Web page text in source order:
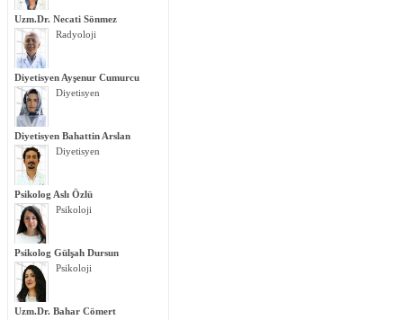
Uzm.Dr. Necati Sönmez
Radyoloji
Diyetisyen Ayşenur Cumurcu
Diyetisyen
Diyetisyen Bahattin Arslan
Diyetisyen
Psikolog Aslı Özlü
Psikoloji
Psikolog Gülşah Dursun
Psikoloji
Uzm.Dr. Bahar Cömert